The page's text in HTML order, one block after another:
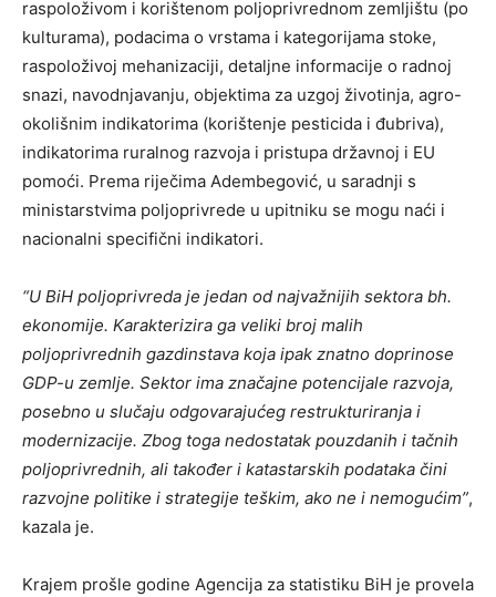
raspoloživom i korištenom poljoprivrednom zemljištu (po
kulturama), podacima o vrstama i kategorijama stoke,
raspoloživoj mehanizaciji, detaljne informacije o radnoj
snazi, navodnjavanju, objektima za uzgoj životinja, agro-
okolišnim indikatorima (korištenje pesticida i đubriva),
indikatorima ruralnog razvoja i pristupa državnoj i EU
pomoći. Prema riječima Adembegović, u saradnji s
ministarstvima poljoprivrede u upitniku se mogu naći i
nacionalni specifični indikatori.
“U BiH poljoprivreda je jedan od najvažnijih sektora bh.
ekonomije. Karakterizira ga veliki broj malih
poljoprivrednih gazdinstava koja ipak znatno doprinose
GDP-u zemlje. Sektor ima značajne potencijale razvoja,
posebno u slučaju odgovarajućeg restrukturiranja i
modernizacije. Zbog toga nedostatak pouzdanih i tačnih
poljoprivrednih, ali također i katastarskih podataka čini
razvojne politike i strategije teškim, ako ne i nemogućim”,
kazala je.
Krajem prošle godine Agencija za statistiku BiH je provela